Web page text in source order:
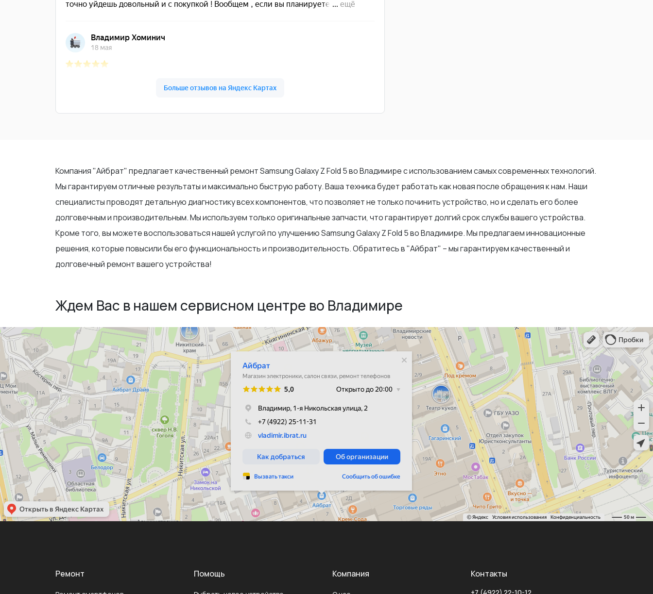
Компания "Айбрат" предлагает качественный ремонт Samsung Galaxy Z Fold 5 во Владимире с использованием самых современных технологий.
Мы гарантируем отличные результаты и максимально быструю работу. Ваша техника будет работать как новая после обращения к нам. Наши
специалисты проводят детальную диагностику всех компонентов, что позволяет не только починить устройство, но и сделать его более
долговечным и производительным. Мы используем только оригинальные запчасти, что гарантирует долгий срок службы вашего устройства.
Кроме того, вы можете воспользоваться нашей услугой по улучшению Samsung Galaxy Z Fold 5 во Владимире. Мы предлагаем инновационные
решения, которые повысили бы его функциональность и производительность. Обратитесь в "Айбрат" – мы гарантируем качественный и
долговечный ремонт вашего устройства!
Ждем Вас в нашем сервисном центре во Владимире
Ремонт Помощь Компания Контакты